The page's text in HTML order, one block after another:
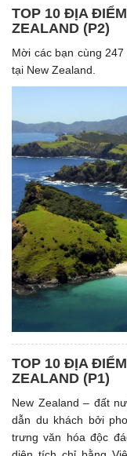
TOP 10 ĐỊA
ZEALAND (P2)
Mời các bạn cùng
tại New Zealand.
TOP 10 ĐỊA
ZEALAND (P1)
New Zealand – đất
dẫn du khách bởi
trưng văn hóa độc